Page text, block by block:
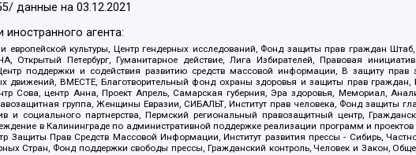
данные на03.12.2021
агента:
культуры, Центр гендерных исследований, Фонд защиты прав граждан
Петербург, Гуманитарное действие, Лига Избирателей, Правовая
поддержки и содействия развитию средств массовой информации, В защиту
движений, ВМЕСТЕ, Благотворительный фонд охраны здоровья и защиты прав
Сова, центр Анна, Проект Апрель, Самарская губерния, Эра здоровья, Мемориал,
группа, Женщины Евразии, СИБАЛЬТ, Институт прав человека, Фонд защиты
и социального партнерства, Пермский региональный правозащитный центр,
в Калининграде по административной поддержке реализации программ и проектов
Защиты Прав Средств Массовой Информации, Институт развития прессы - Сибирь,
Стран, Фонд поддержки свободы прессы, Гражданский контроль, Человек и Закон,